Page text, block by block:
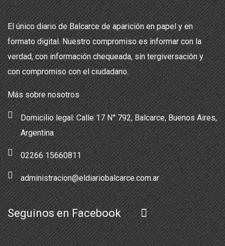
El único diario de Balcarce de aparición en papel y en
formato digital. Nuestro compromiso es informar con la
verdad, con información chequeada, sin tergiversación y
con compromiso con el ciudadano.
Más sobre nosotros
Domicilio legal: Calle 17 N° 792, Balcarce, Buenos Aires,
Argentina
02266 15660811
administracion@eldiariobalcarce.com.ar
Seguinos en Facebook